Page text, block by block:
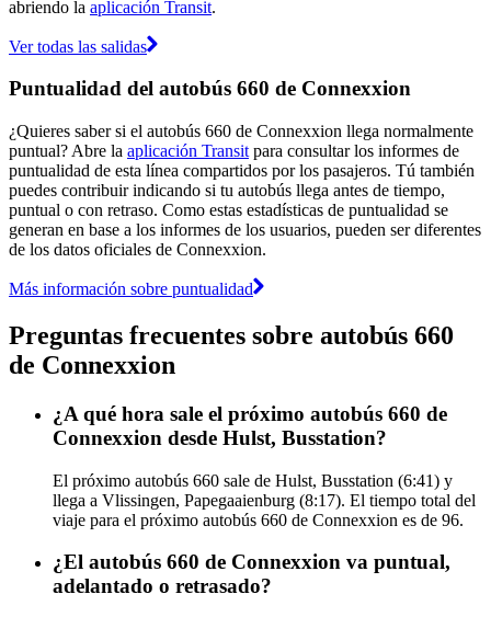
abriendo la aplicación Transit.
Ver todas las salidas
Puntualidad del autobús 660 de Connexxion
¿Quieres saber si el autobús 660 de Connexxion llega normalmente
puntual? Abre la aplicación Transit para consultar los informes de
puntualidad de esta línea compartidos por los pasajeros. Tú también
puedes contribuir indicando si tu autobús llega antes de tiempo,
puntual o con retraso. Como estas estadísticas de puntualidad se
generan en base a los informes de los usuarios, pueden ser diferentes
de los datos oficiales de Connexxion.
Más información sobre puntualidad
Preguntas frecuentes sobre autobús 660
de Connexxion
¿A qué hora sale el próximo autobús 660 de
Connexxion desde Hulst, Busstation?
El próximo autobús 660 sale de Hulst, Busstation (6:41) y
llega a Vlissingen, Papegaaienburg (8:17). El tiempo total del
viaje para el próximo autobús 660 de Connexxion es de 96.
¿El autobús 660 de Connexxion va puntual,
adelantado o retrasado?